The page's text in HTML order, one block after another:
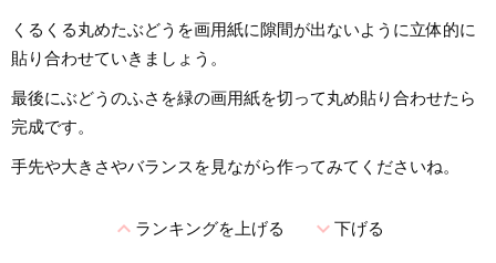
くるくる丸めたぶどうを画用紙に隙間が出ないように立体的に
貼り合わせていきましょう。
最後にぶどうのふさを緑の画用紙を切って丸め貼り合わせたら
完成です。
手先や大きさやバランスを見ながら作ってみてくださいね。
expand_lessランキングを上げる expand_more下げる